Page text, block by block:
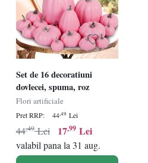
Set de 16 decoratiuni
dovlecei, spuma, roz
Flori artificiale
Pret RRP: 44,49 Lei
17,99 Lei
44,49 Lei
valabil pana la 31 aug.